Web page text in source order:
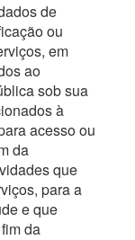
de
ou
em
ao
sob sua
à
acesso ou
da
que
para a
e que
da